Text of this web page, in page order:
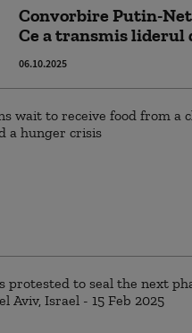
Convorbire Putin-
Ce a transmis liderul
06.10.2025